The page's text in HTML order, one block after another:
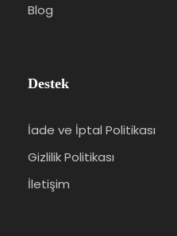
Blog
Destek
İade ve İptal Politikası
Gizlilik Politikası
İletişim